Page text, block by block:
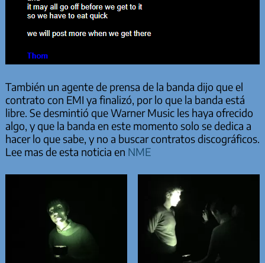
También un agente de prensa de la banda dijo que el
contrato con EMI ya finalizó, por lo que la banda está
libre. Se desmintió que Warner Music les haya ofrecido
algo, y que la banda en este momento solo se dedica a
hacer lo que sabe, y no a buscar contratos discográficos.
Lee mas de esta noticia en NME